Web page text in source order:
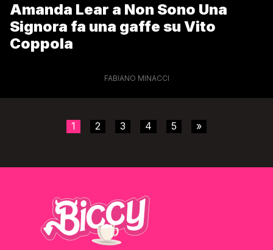
Amanda Lear a Non Sono Una
Signora fa una gaffe su Vito
Coppola
FABIANO MINACCI
1 2 3 4 5 »